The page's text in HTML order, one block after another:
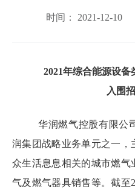
时间： 2021-12-10
2021年综合能源设备
入围
华润燃气控股有限公
润集团战略业务单元之一，
众生活息息相关的城市燃
气及燃气器具销售等。截至